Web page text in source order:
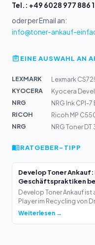
Tel.: +49 6028 977 886 1
oder per Email an:
info@toner-ankauf-
EINE AUSWAHL AN
LEXMARK
KYOCERA
NRG
NRG Ink CPI-7
RICOH
Ricoh MP
NRG
NRG Toner
RATGEBER-TIPP
Develop Toner
Geschäftspraktiken
Develop Toner Ankauf
Player im Recycling von
Weiterlesen →